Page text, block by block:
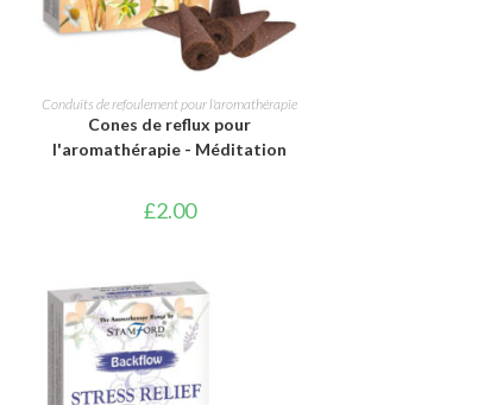
AJOUTER AU PANIER
Conduits de refoulement pour l'aromathérapie
Cones de reflux pour
l'aromathérapie - Méditation
£2.00